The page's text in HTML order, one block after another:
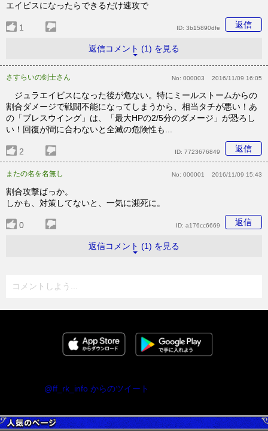
エイビスになったらできるだけ速攻で
1 返信
ID: 3b15890dfe
返信コメント (1) を見る
さすらいの剣士さん No: 000003 2016/11/09 16:05
ジュラエイビスになった後が危ない。特にミールストームからの
割合ダメージで戦闘不能になってしまうから、相当タチが悪い！あ
の「ブレスウイング」は、「最大HPの2/5分のダメージ」が恐ろし
い！回復が間に合わないと全滅の危険性も...
2 返信
ID: 7723676849
またの名を名無し No: 000001 2016/11/09 15:43
割合攻撃ばっか。
しかも、対策してないと、一気に瀕死に。
0 返信
ID: a176cc6669
返信コメント (1) を見る
コメントしよう...
@ff_rk_info からのツイート